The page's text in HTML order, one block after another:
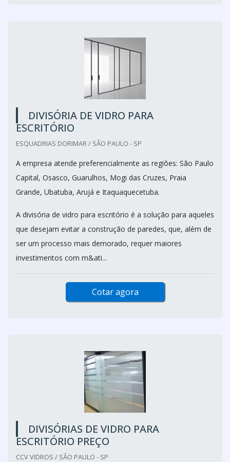
DIVISÓRIA DE VIDRO PARA
ESCRITÓRIO
ESQUADRIAS DORIMAR / SÃO PAULO - SP
A empresa atende preferencialmente as regiões: São Paulo
Capital, Osasco, Guarulhos, Mogi das Cruzes, Praia
Grande, Ubatuba, Arujá e Itaquaquecetuba.
A divisória de vidro para escritório é a solução para aqueles
que desejam evitar a construção de paredes, que, além de
ser um processo mais demorado, requer maiores
investimentos com m&ati...
Cotar agora
DIVISÓRIAS DE VIDRO PARA
ESCRITÓRIO PREÇO
CCV VIDROS / SÃO PAULO - SP